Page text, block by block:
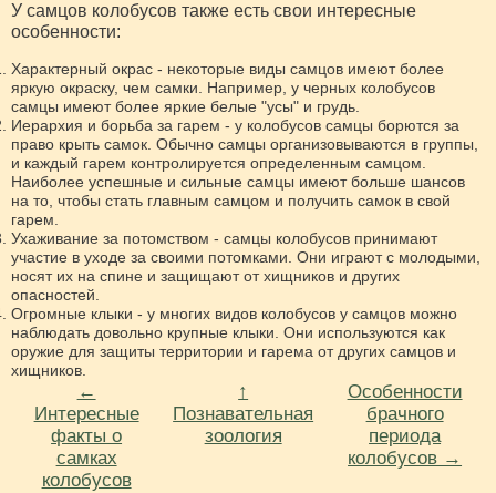
У самцов колобусов также есть свои интересные
особенности:
Характерный окрас - некоторые виды самцов имеют более
яркую окраску, чем самки. Например, у черных колобусов
самцы имеют более яркие белые "усы" и грудь.
Иерархия и борьба за гарем - у колобусов самцы борются за
право крыть самок. Обычно самцы организовываются в группы,
и каждый гарем контролируется определенным самцом.
Наиболее успешные и сильные самцы имеют больше шансов
на то, чтобы стать главным самцом и получить самок в свой
гарем.
Ухаживание за потомством - самцы колобусов принимают
участие в уходе за своими потомками. Они играют с молодыми,
носят их на спине и защищают от хищников и других
опасностей.
Огромные клыки - у многих видов колобусов у самцов можно
наблюдать довольно крупные клыки. Они используются как
оружие для защиты территории и гарема от других самцов и
хищников.
←
Интересные
факты о
самках
колобусов
↑
Познавательная
зоология
Особенности
брачного
периода
колобусов →